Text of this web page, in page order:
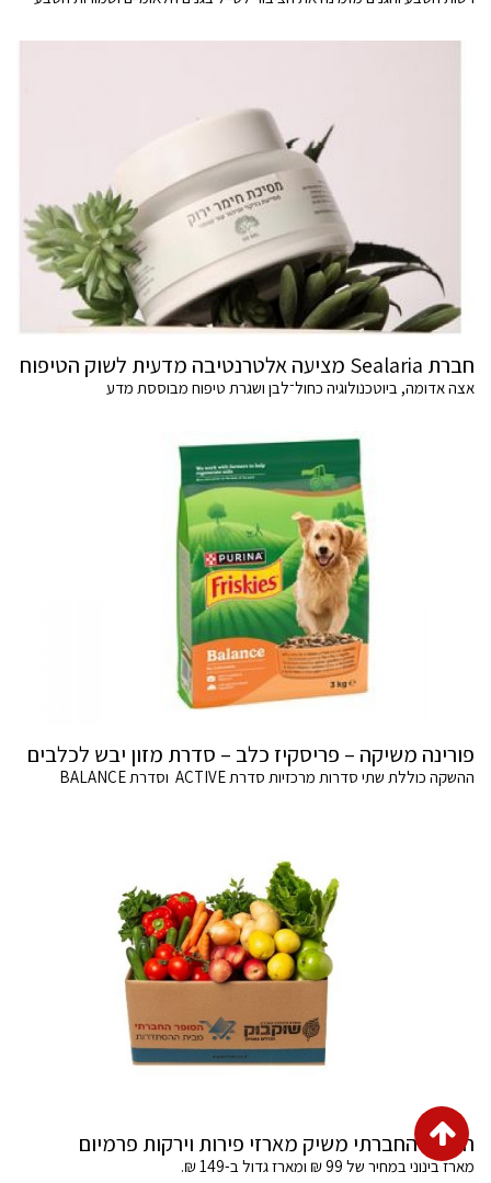
חברת Sealaria מציעה אלטרנטיבה מדעית לשוק הטיפוח
אצה אדומה, ביוטכנולוגיה כחול־לבן ושגרת טיפוח מבוססת מדע
פורינה משיקה – פריסקיז כלב – סדרת מזון יבש לכלבים
ההשקה כוללת שתי סדרות מרכזיות סדרת ACTIVE וסדרת BALANCE
הסופר החברתי משיק מארזי פירות וירקות פרמיום
מארז בינוני במחיר של 99 ₪ ומארז גדול ב-149 ₪.
גלילה
לראש